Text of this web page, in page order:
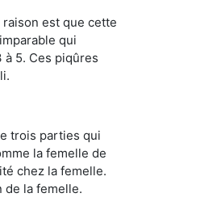
est que cette
qui
5. Ces piqûres
trois parties qui
la femelle de
chez la femelle.
de la femelle.